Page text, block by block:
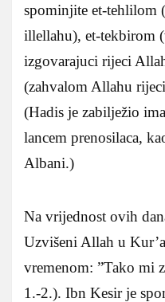
spominjite et-tehlilom
illellahu), et-tekbirom
izgovarajuci rijeci
(zahvalom Allahu
(Hadis je zabilježio
lancem prenosilaca,
Albani.)
Na vrijednost ovih
Uzvišeni Allah u
vremenom: ”Tako mi
1.-2.). Ibn Kesir je